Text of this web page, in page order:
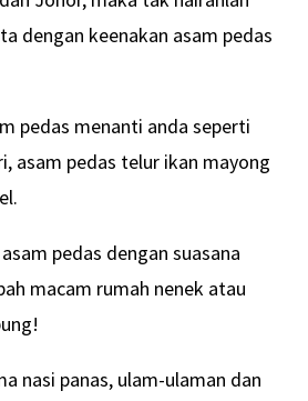
dengan keenakan asam pedas
pedas menanti anda seperti
asam pedas telur ikan mayong
pedas dengan suasana
macam rumah nenek atau
nasi panas, ulam-ulaman dan